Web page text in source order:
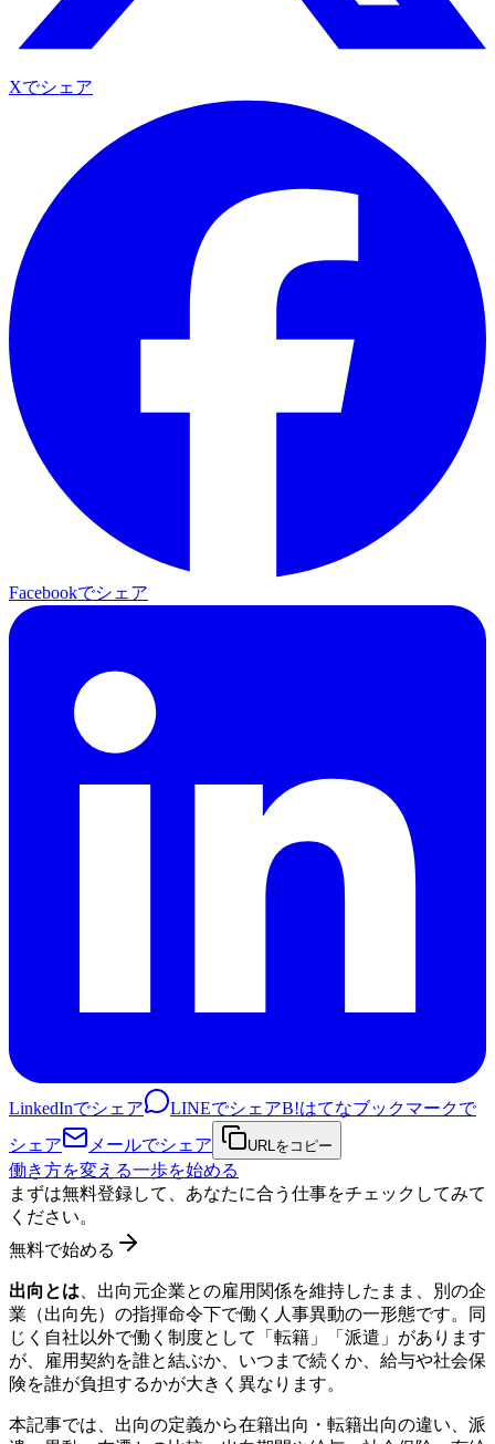
Xでシェア
Facebookでシェア
LinkedInでシェア LINEでシェアB!はてなブックマークで
シェア
メールでシェア URLをコピー
働き方を変える一歩を始める
まずは無料登録して、あなたに合う仕事をチェックしてみて
ください。
無料で始める
出向とは 、出向元企業との雇用関係を維持したまま、別の企
業（出向先）の指揮命令下で働く人事異動の一形態です。同
じく自社以外で働く制度として「転籍」「派遣」があります
が、雇用契約を誰と結ぶか、いつまで続くか、給与や社会保
険を誰が負担するかが大きく異なります。
本記事では、出向の定義から在籍出向・転籍出向の違い、派